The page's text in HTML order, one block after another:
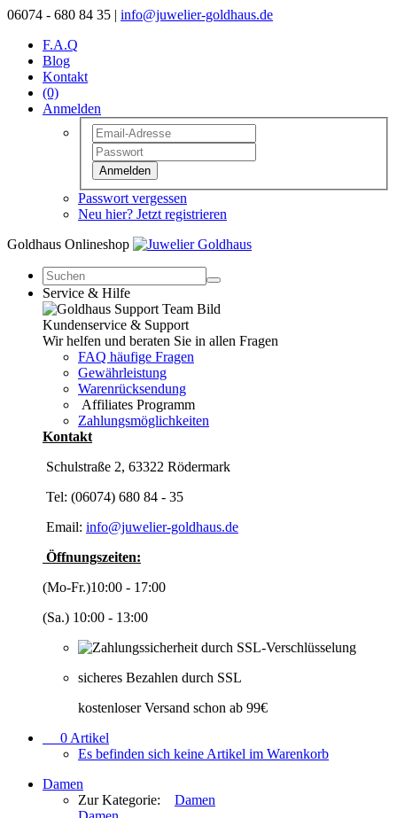
06074 - 680 84 35 | info@juwelier-goldhaus.de
F.A.Q
Blog
Kontakt
(0)
Anmelden
Anmelden
Passwort vergessen
Neu hier? Jetzt registrieren
Goldhaus Onlineshop
Service & Hilfe
Kundenservice & Support
Wir helfen und beraten Sie in allen Fragen
FAQ häufige Fragen
Gewährleistung
Warenrücksendung
Affiliates Programm
Zahlungsmöglichkeiten
Kontakt
Schulstraße 2, 63322 Rödermark
Tel: (06074) 680 84 - 35
Email: info@juwelier-goldhaus.de
Öffnungszeiten:
(Mo-Fr.)10:00 - 17:00
(Sa.) 10:00 - 13:00
sicheres Bezahlen durch SSL
kostenloser Versand schon ab 99€
0 Artikel
Es befinden sich keine Artikel im Warenkorb
Damen
Zur Kategorie: Damen